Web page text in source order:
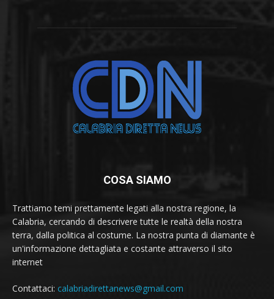
COSA SIAMO
Trattiamo temi prettamente legati alla nostra regione, la
Calabria, cercando di descrivere tutte le realtà della nostra
terra, dalla politica al costume. La nostra punta di diamante è
un'informazione dettagliata e costante attraverso il sito
internet
Contattaci: calabriadirettanews@gmail.com